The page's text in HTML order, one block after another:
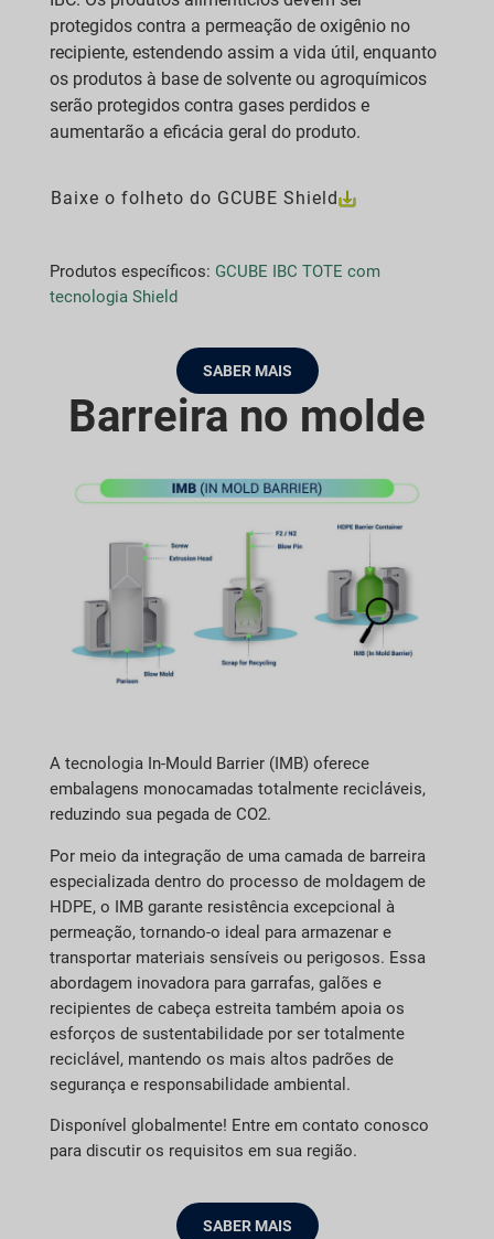
protegidos contra a permeação de oxigênio no
recipiente, estendendo assim a vida útil, enquanto
os produtos à base de solvente ou agroquímicos
serão protegidos contra gases perdidos e
aumentarão a eficácia geral do produto.
Baixe o folheto do GCUBE Shield
Produtos específicos: GCUBE IBC TOTE com
tecnologia Shield
SABER MAIS
Barreira no molde
A tecnologia In-Mould Barrier (IMB) oferece
embalagens monocamadas totalmente recicláveis,
reduzindo sua pegada de CO2.
Por meio da integração de uma camada de barreira
especializada dentro do processo de moldagem de
HDPE, o IMB garante resistência excepcional à
permeação, tornando-o ideal para armazenar e
transportar materiais sensíveis ou perigosos. Essa
abordagem inovadora para garrafas, galões e
recipientes de cabeça estreita também apoia os
esforços de sustentabilidade por ser totalmente
reciclável, mantendo os mais altos padrões de
segurança e responsabilidade ambiental.
Disponível globalmente! Entre em contato conosco
para discutir os requisitos em sua região.
SABER MAIS